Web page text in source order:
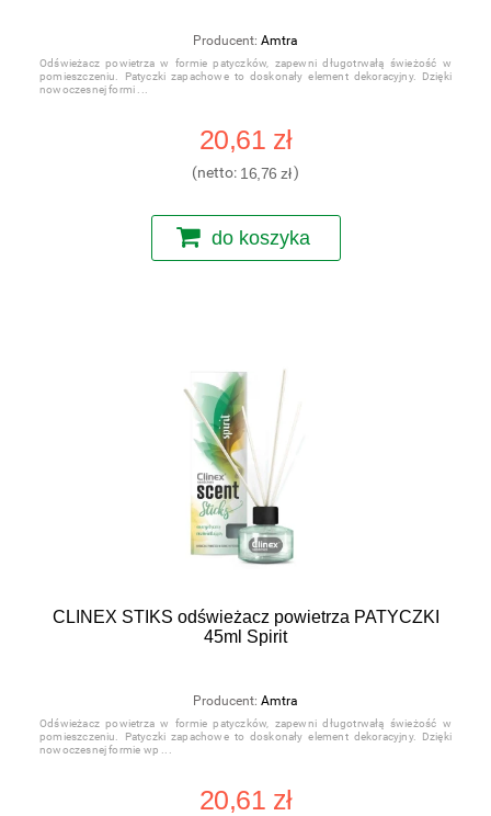
Producent: Amtra
Odświeżacz powietrza w formie patyczków, zapewni długotrwałą świeżość w
pomieszczeniu. Patyczki zapachowe to doskonały element dekoracyjny. Dzięki
nowoczesnej formi
20,61 zł
(netto: 16,76 zł)
do koszyka
CLINEX STIKS odświeżacz powietrza PATYCZKI
45ml Spirit
Producent: Amtra
Odświeżacz powietrza w formie patyczków, zapewni długotrwałą świeżość w
pomieszczeniu. Patyczki zapachowe to doskonały element dekoracyjny. Dzięki
nowoczesnej formie wp
20,61 zł